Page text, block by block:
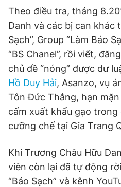
Theo điều tra, tháng
Danh và các bị can khác
Sạch”, Group “Làm Báo
“BS Chanel”, rồi viết,
chủ đề “nóng” được dư
Hồ Duy Hải, Asanzo, vụ
Tôn Đức Thắng, hạn
cấm xuất khẩu gạo
cưỡng chế tại Gia Trang
Khi Trương Châu Hữu
viên còn lại đã tự động
“Báo Sạch” và kênh